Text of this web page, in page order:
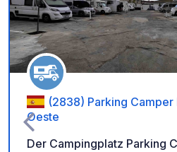
(2838) Parking Camper
Oeste
Der Campingplatz Parking